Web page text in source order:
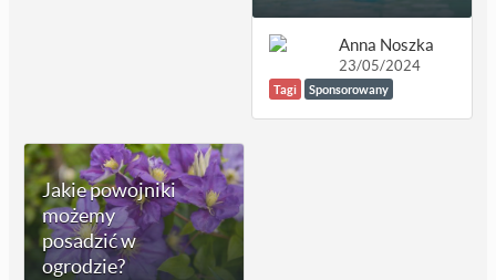
Anna Noszka
23/05/2024
Tagi Sponsorowany
Jakie powojniki
możemy
posadzić w
ogrodzie?